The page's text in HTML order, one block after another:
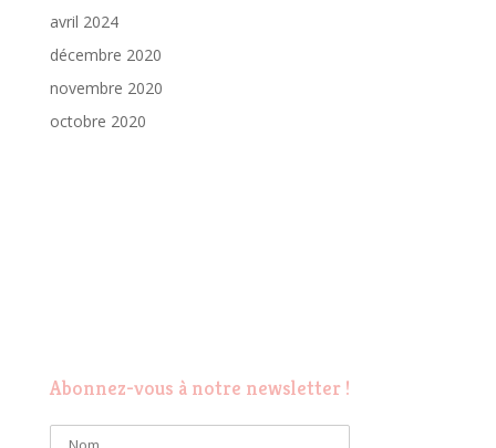
avril 2024
décembre 2020
novembre 2020
octobre 2020
Abonnez-vous à notre newsletter !